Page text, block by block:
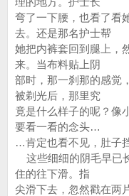
弯了一下腰，也看了看
去。还是那名护士帮
她把内裤套回到腿上，
来。当布料贴上阴
部时，那一刹那的感觉
被剃光后，那里究
竟是什么样子的呢？像
要看一看的念头…
…肯定也看不见，肚
这些细细的阴毛早已
住的往下滑。指
尖滑下去，忽然戳在两